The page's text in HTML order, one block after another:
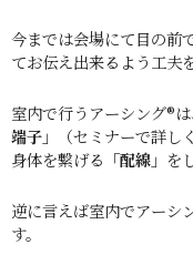
今までは会場にて目の前
てお伝え出来るよう工夫
室内で行うアーシング®︎
端子」
（セミナーで詳
身体を繋げる 「配線」 を
逆に言えば室内でアーシ
す。